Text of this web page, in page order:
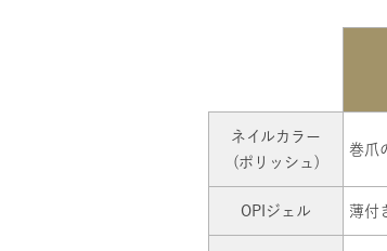
ネイルカラー
(ポリッシュ)
巻爪
OPIジェル 薄付